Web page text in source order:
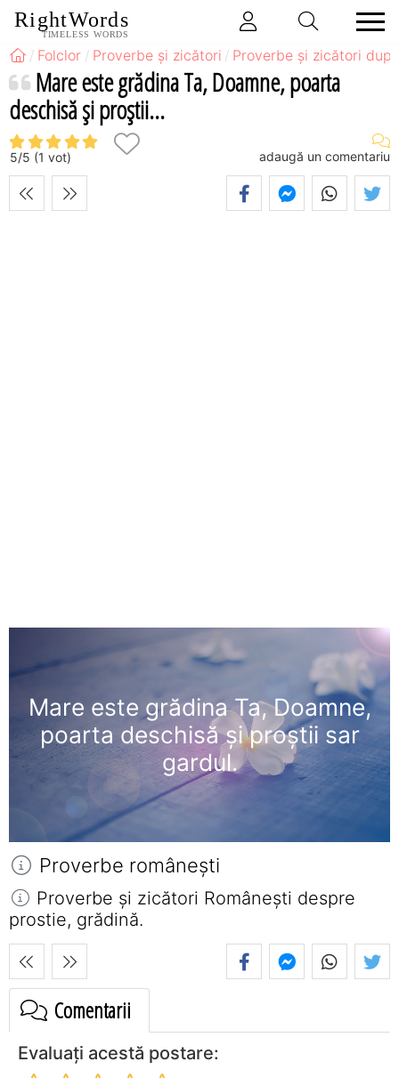
RightWords
TIMELESS WORDS
Folclor Proverbe și zicători Proverbe și zicători
Mare este grădina Ta, Doamne, poarta
deschisă şi proştii...
5/5 (1 vot) adaugă un comentariu
Mare este grădina Ta, Doamne,
poarta deschisă şi proştii sar
gardul.
Proverbe româneşti
Proverbe și zicători Româneşti despre
prostie, grădină.
Comentarii
Evaluați acestă postare: